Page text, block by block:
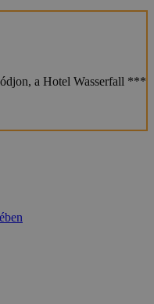
a Hotel Wasserfall ***